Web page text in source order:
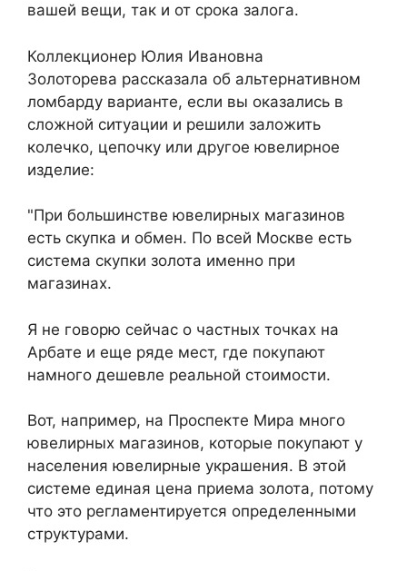
вашей вещи, так и от срока залога.
Коллекционер Юлия Ивановна
Золоторева рассказала об альтернативном
ломбарду варианте, если вы оказались в
сложной ситуации и решили заложить
колечко, цепочку или другое ювелирное
изделие:
"При большинстве ювелирных магазинов
есть скупка и обмен. По всей Москве есть
система скупки золота именно при
магазинах.
Я не говорю сейчас о частных точках на
Арбате и еще ряде мест, где покупают
намного дешевле реальной стоимости.
Вот, например, на Проспекте Мира много
ювелирных магазинов, которые покупают у
населения ювелирные украшения. В этой
системе единая цена приема золота, потому
что это регламентируется определенными
структурами.